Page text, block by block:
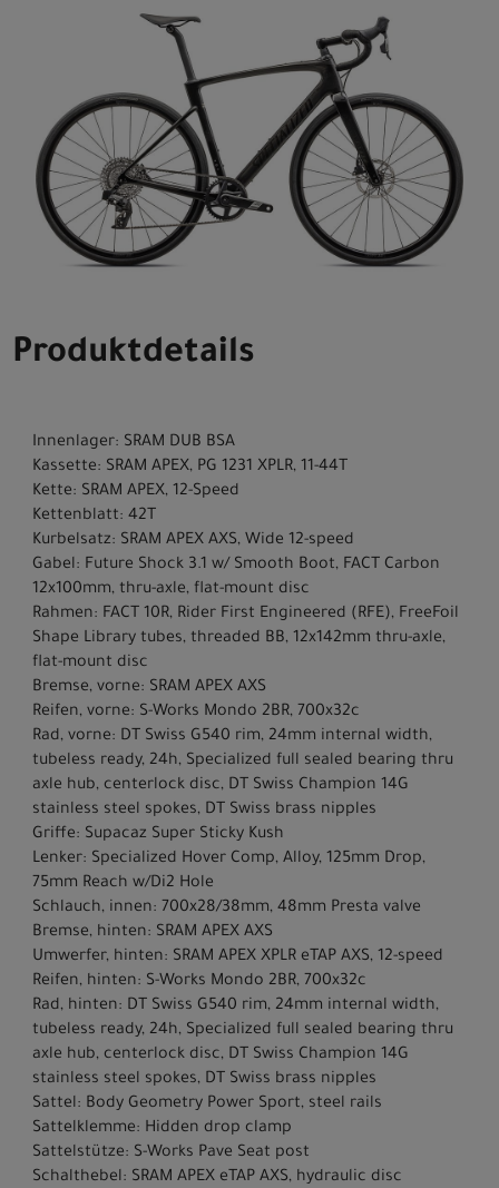
Produktdetails
Innenlager: SRAM DUB BSA
Kassette: SRAM APEX, PG 1231 XPLR, 11-44T
Kette: SRAM APEX, 12-Speed
Kettenblatt: 42T
Kurbelsatz: SRAM APEX AXS, Wide 12-speed
Gabel: Future Shock 3.1 w/ Smooth Boot, FACT Carbon
12x100mm, thru-axle, flat-mount disc
Rahmen: FACT 10R, Rider First Engineered (RFE), FreeFoil
Shape Library tubes, threaded BB, 12x142mm thru-axle,
flat-mount disc
Bremse, vorne: SRAM APEX AXS
Reifen, vorne: S-Works Mondo 2BR, 700x32c
Rad, vorne: DT Swiss G540 rim, 24mm internal width,
tubeless ready, 24h, Specialized full sealed bearing thru
axle hub, centerlock disc, DT Swiss Champion 14G
stainless steel spokes, DT Swiss brass nipples
Griffe: Supacaz Super Sticky Kush
Lenker: Specialized Hover Comp, Alloy, 125mm Drop,
75mm Reach w/Di2 Hole
Schlauch, innen: 700x28/38mm, 48mm Presta valve
Bremse, hinten: SRAM APEX AXS
Umwerfer, hinten: SRAM APEX XPLR eTAP AXS, 12-speed
Reifen, hinten: S-Works Mondo 2BR, 700x32c
Rad, hinten: DT Swiss G540 rim, 24mm internal width,
tubeless ready, 24h, Specialized full sealed bearing thru
axle hub, centerlock disc, DT Swiss Champion 14G
stainless steel spokes, DT Swiss brass nipples
Sattel: Body Geometry Power Sport, steel rails
Sattelklemme: Hidden drop clamp
Sattelstütze: S-Works Pave Seat post
Schalthebel: SRAM APEX eTAP AXS, hydraulic disc